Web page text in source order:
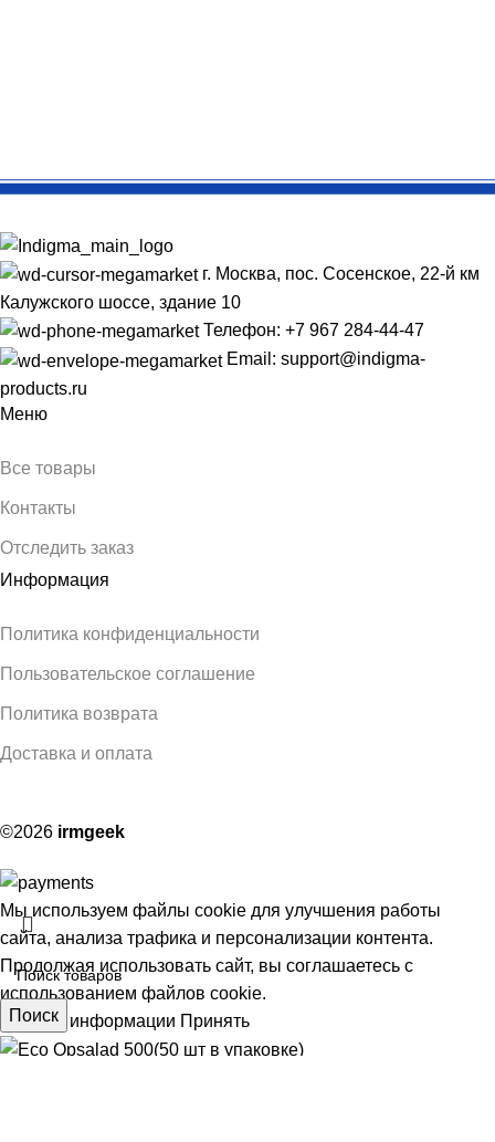
г. Москва, пос. Сосенское, 22-й км
Калужского шоссе, здание 10
Телефон: +7 967 284-44-47
Email: support@indigma-
products.ru
Меню
Все товары
Контакты
Отследить заказ
Информация
Политика конфиденциальности
Пользовательское соглашение
Политика возврата
Доставка и оплата
©2026 irmgeek
Поиск
Мы используем файлы cookie для улучшения работы
сайта, анализа трафика и персонализации контента.
Продолжая использовать сайт, вы соглашаетесь с
использованием файлов cookie.
Больше информации Принять